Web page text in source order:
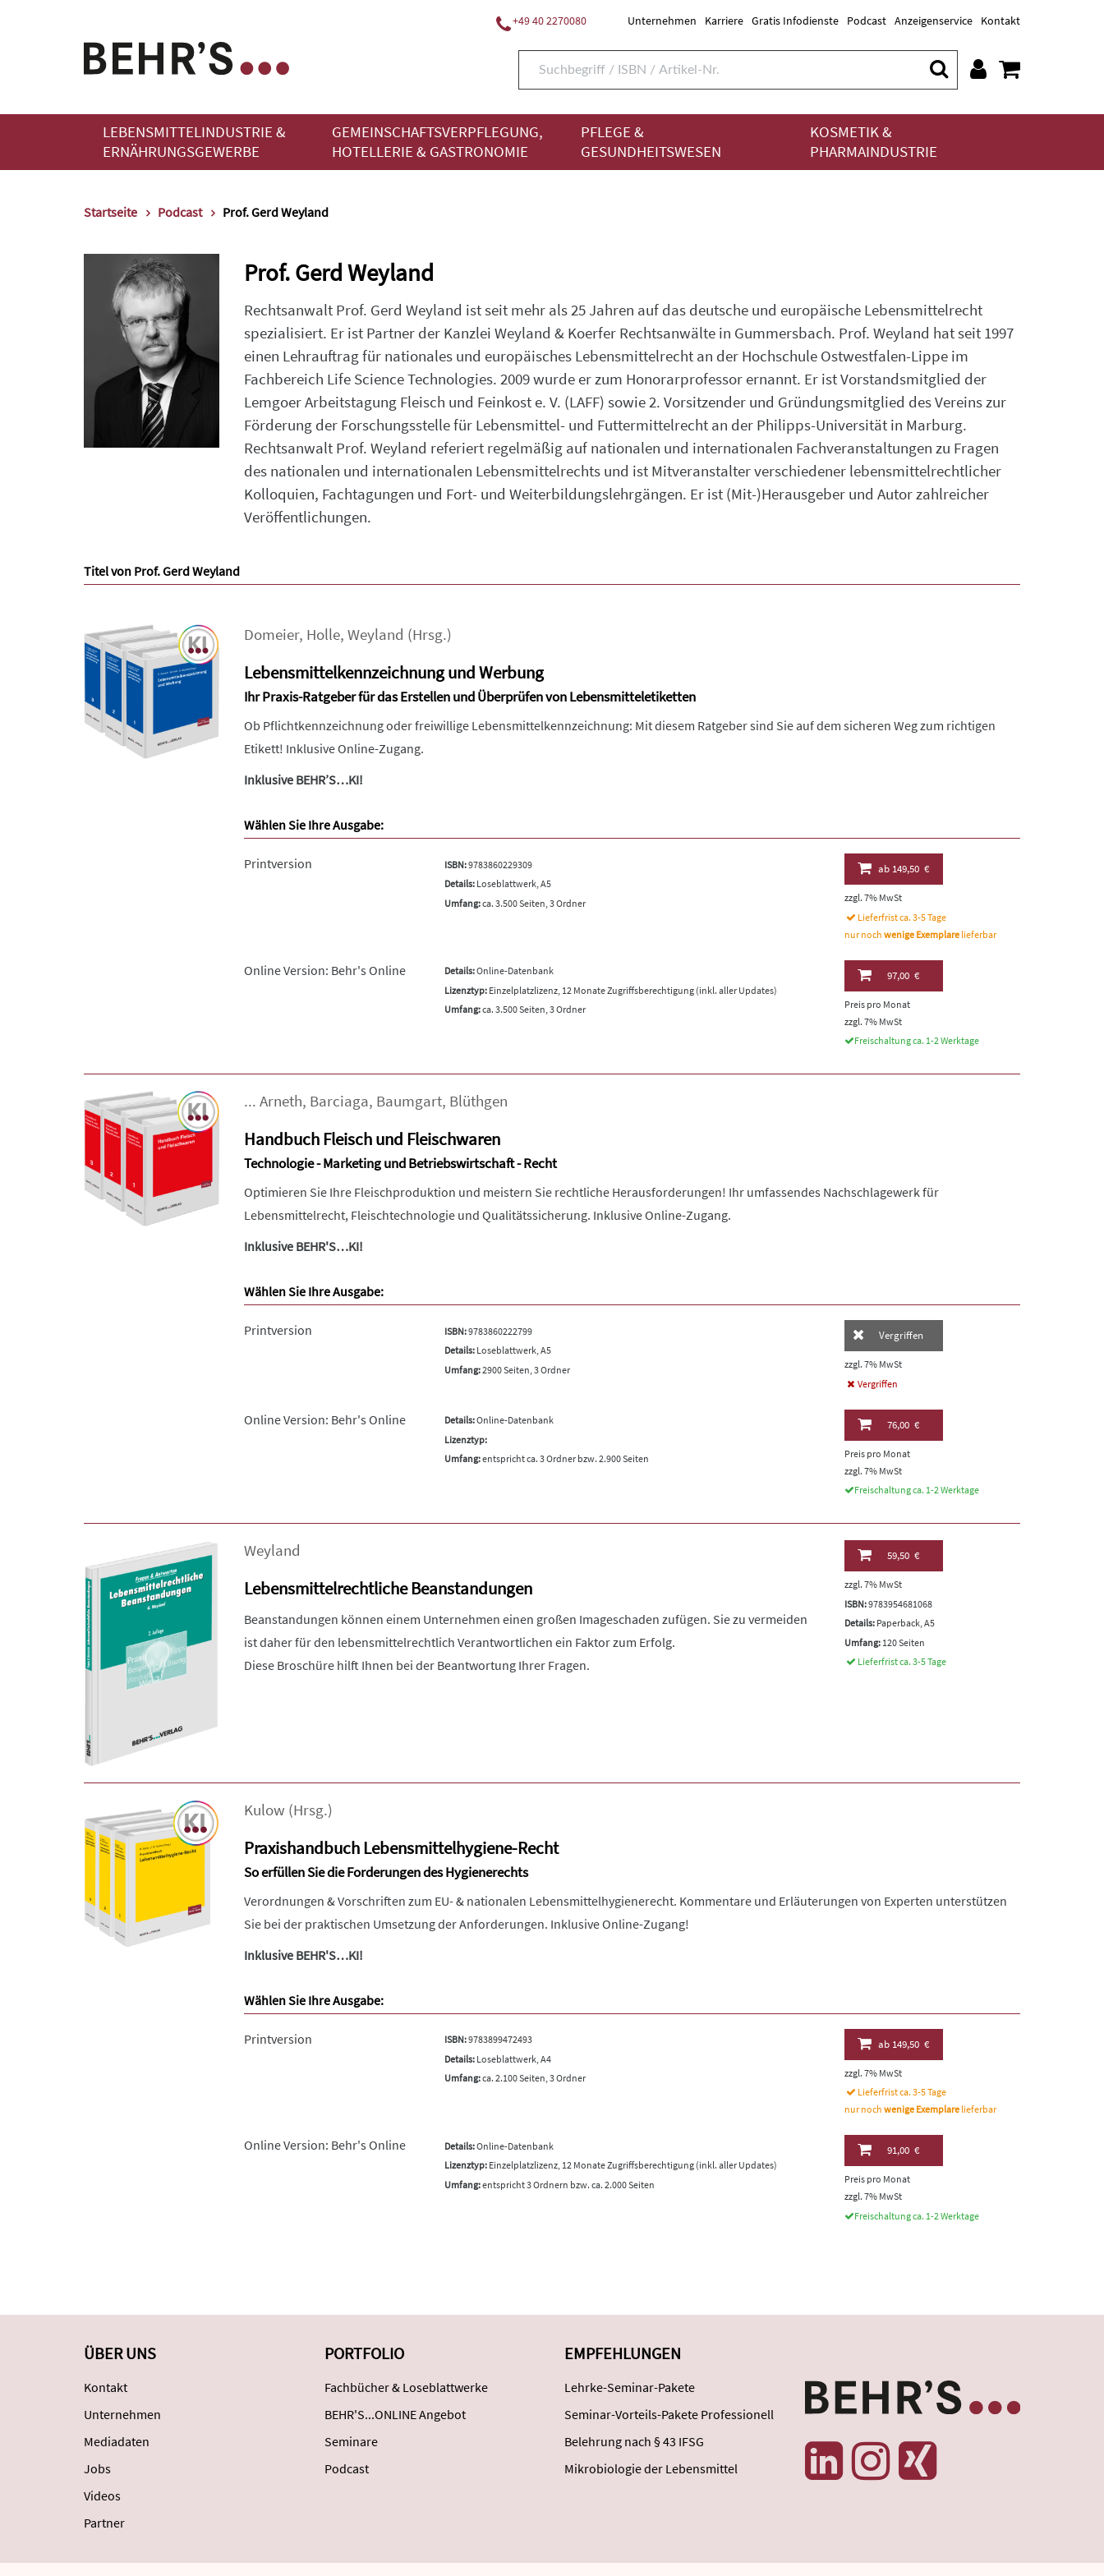
+49 40 2270080 Unternehmen Karriere Gratis Infodienste Podcast Anzeigenservice Kontakt
LEBENSMITTELINDUSTRIE &
ERNÄHRUNGSGEWERBE
GEMEINSCHAFTSVERPFLEGUNG,
HOTELLERIE & GASTRONOMIE
PFLEGE &
GESUNDHEITSWESEN
KOSMETIK &
PHARMAINDUSTRIE
Startseite Podcast Prof. Gerd Weyland
Prof. Gerd Weyland
Rechtsanwalt Prof. Gerd Weyland ist seit mehr als 25 Jahren auf das deutsche und europäische Lebensmittelrecht
spezialisiert. Er ist Partner der Kanzlei Weyland & Koerfer Rechtsanwälte in Gummersbach. Prof. Weyland hat seit 1997
einen Lehrauftrag für nationales und europäisches Lebensmittelrecht an der Hochschule Ostwestfalen-Lippe im
Fachbereich Life Science Technologies. 2009 wurde er zum Honorarprofessor ernannt. Er ist Vorstandsmitglied der
Lemgoer Arbeitstagung Fleisch und Feinkost e. V. (LAFF) sowie 2. Vorsitzender und Gründungsmitglied des Vereins zur
Förderung der Forschungsstelle für Lebensmittel- und Futtermittelrecht an der Philipps-Universität in Marburg.
Rechtsanwalt Prof. Weyland referiert regelmäßig auf nationalen und internationalen Fachveranstaltungen zu Fragen
des nationalen und internationalen Lebensmittelrechts und ist Mitveranstalter verschiedener lebensmittelrechtlicher
Kolloquien, Fachtagungen und Fort- und Weiterbildungslehrgängen. Er ist (Mit-)Herausgeber und Autor zahlreicher
Veröffentlichungen.
Titel von Prof. Gerd Weyland
Domeier, Holle, Weyland (Hrsg.)
Lebensmittelkennzeichnung und Werbung
Ihr Praxis-Ratgeber für das Erstellen und Überprüfen von Lebensmitteletiketten
Ob Pflichtkennzeichnung oder freiwillige Lebensmittelkennzeichnung: Mit diesem Ratgeber sind Sie auf dem sicheren Weg zum richtigen
Etikett! Inklusive Online-Zugang.
Inklusive BEHR’S…KI!
Wählen Sie Ihre Ausgabe:
Printversion ISBN:9783860229309
Details:Loseblattwerk, A5
Umfang:ca. 3.500 Seiten, 3 Ordner
ab149,50 €
zzgl. 7% MwSt
Lieferfrist ca. 3-5 Tage
nur nochwenige Exemplare lieferbar
Online Version: Behr's Online Details:Online-Datenbank
Lizenztyp:Einzelplatzlizenz, 12 Monate Zugriffsberechtigung (inkl. aller Updates)
Umfang:ca. 3.500 Seiten, 3 Ordner
97,00 €
Preis pro Monat
zzgl. 7% MwSt
Freischaltung ca. 1-2 Werktage
... Arneth, Barciaga, Baumgart, Blüthgen
Handbuch Fleisch und Fleischwaren
Technologie - Marketing und Betriebswirtschaft - Recht
Optimieren Sie Ihre Fleischproduktion und meistern Sie rechtliche Herausforderungen! Ihr umfassendes Nachschlagewerk für
Lebensmittelrecht, Fleischtechnologie und Qualitätssicherung. Inklusive Online-Zugang.
Inklusive BEHR'S…KI!
Wählen Sie Ihre Ausgabe:
Printversion ISBN:9783860222799
Details:Loseblattwerk, A5
Umfang:2900 Seiten, 3 Ordner
Vergriffen
zzgl. 7% MwSt
Vergriffen
Online Version: Behr's Online Details:Online-Datenbank
Lizenztyp:
Umfang:entspricht ca. 3 Ordner bzw. 2.900 Seiten
76,00 €
Preis pro Monat
zzgl. 7% MwSt
Freischaltung ca. 1-2 Werktage
Weyland
Lebensmittelrechtliche Beanstandungen
Beanstandungen können einem Unternehmen einen großen Imageschaden zufügen. Sie zu vermeiden
ist daher für den lebensmittelrechtlich Verantwortlichen ein Faktor zum Erfolg.
Diese Broschüre hilft Ihnen bei der Beantwortung Ihrer Fragen.
59,50 €
zzgl. 7% MwSt
ISBN:9783954681068
Details: Paperback, A5
Umfang: 120 Seiten
Lieferfrist ca. 3-5 Tage
Kulow (Hrsg.)
Praxishandbuch Lebensmittelhygiene-Recht
So erfüllen Sie die Forderungen des Hygienerechts
Verordnungen & Vorschriften zum EU- & nationalen Lebensmittelhygienerecht. Kommentare und Erläuterungen von Experten unterstützen
Sie bei der praktischen Umsetzung der Anforderungen. Inklusive Online-Zugang!
Inklusive BEHR'S…KI!
Wählen Sie Ihre Ausgabe:
Printversion ISBN:9783899472493
Details:Loseblattwerk, A4
Umfang:ca. 2.100 Seiten, 3 Ordner
ab149,50 €
zzgl. 7% MwSt
Lieferfrist ca. 3-5 Tage
nur nochwenige Exemplare lieferbar
Online Version: Behr's Online Details:Online-Datenbank
Lizenztyp:Einzelplatzlizenz, 12 Monate Zugriffsberechtigung (inkl. aller Updates)
Umfang:entspricht 3 Ordnern bzw. ca. 2.000 Seiten
91,00 €
Preis pro Monat
zzgl. 7% MwSt
Freischaltung ca. 1-2 Werktage
ÜBER UNS
Kontakt
Unternehmen
Mediadaten
Jobs
Videos
Partner
PORTFOLIO
Fachbücher & Loseblattwerke
BEHR'S...ONLINE Angebot
Seminare
Podcast
EMPFEHLUNGEN
Lehrke-Seminar-Pakete
Seminar-Vorteils-Pakete Professionell
Belehrung nach § 43 IFSG
Mikrobiologie der Lebensmittel